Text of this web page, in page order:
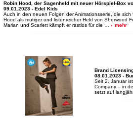
Robin Hood, der Sagenheld mit neuer Hörspiel-Box
09.01.2023 - Edel Kids
Auch in den neuen Folgen der Animationsserie, die
Hood als mutiger und listenreicher Held von Sherwood
Marian und Scarlett kämpft er rastlos für die …
mehr
Brand
08.01.2023 -
Seit 2. Januar
Company – in
setzt auf